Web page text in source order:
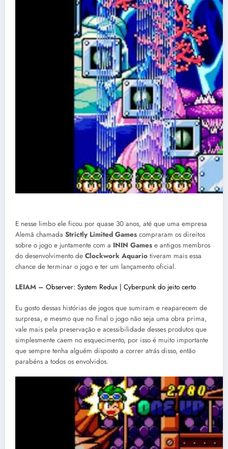
E nesse limbo ele ficou por quase 30 anos, até que uma empresa
Alemã chamada Strictly Limited Games compraram os direitos
sobre o jogo e juntamente com a ININ Games e antigos membros
do desenvolvimento de Clockwork Aquario tiveram mais essa
chance de terminar o jogo e ter um lançamento oficial.
LEIAM – Observer: System Redux | Cyberpunk do jeito certo
Eu gosto dessas histórias de jogos que sumiram e reaparecem de
surpresa, e mesmo que no final o jogo não seja uma obra prima,
vale mais pela preservação e acessibilidade desses produtos que
simplesmente caem no esquecimento, por isso é muito importante
que sempre tenha alguém disposto a correr atrás disso, então
parabéns a todos os envolvidos.